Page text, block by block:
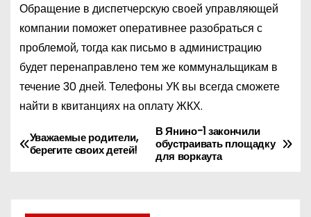
Обращение в диспетчерскую своей управляющей
компании поможет оперативнее разобраться с
проблемой, тогда как письмо в администрацию
будет перенаправлено тем же коммунальщикам в
течение 30 дней. Телефоны УК вы всегда сможете
найти в квитанциях на оплату ЖКХ.
Н
В Янино-1 закончили
обустраивать площадку
для воркаута
Уважаемые родители,
берегите своих детей!